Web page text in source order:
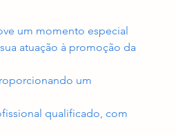
um momento especial
atuação à promoção da
um
qualificado, com